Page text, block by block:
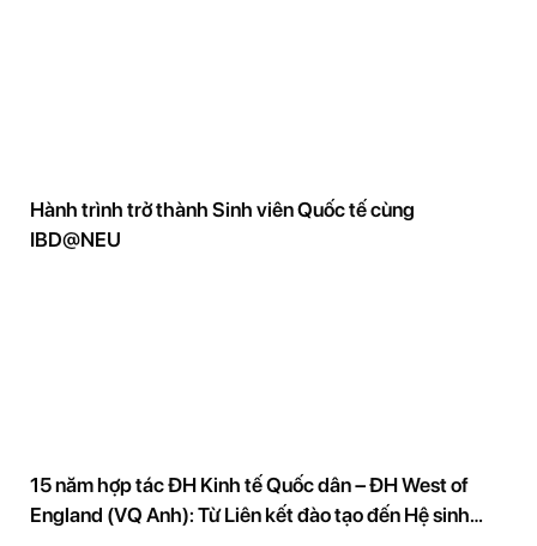
Hành trình trở thành Sinh viên Quốc tế cùng
IBD@NEU
15 năm hợp tác ĐH Kinh tế Quốc dân – ĐH West of
England (VQ Anh): Từ Liên kết đào tạo đến Hệ sinh